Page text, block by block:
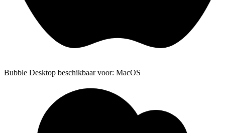
Bubble Desktop beschikbaar voor: MacOS